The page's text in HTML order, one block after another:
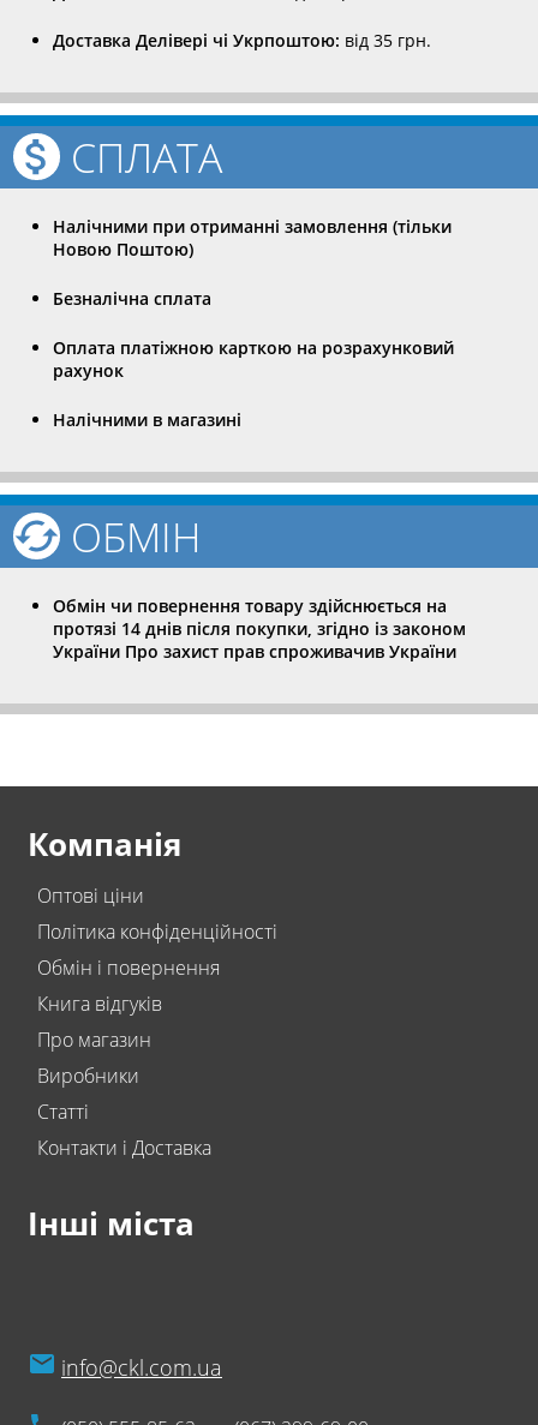
Доставка Делівері чі Укрпоштою: від 35 грн.
СПЛАТА
Налічними при отриманні замовлення (тільки
Новою Поштою)
Безналічна сплата
Оплата платіжною карткою на розрахунковий
рахунок
Налічними в магазині
ОБМІН
Обмін чи повернення товару здійснюється на
протязі 14 днів після покупки, згідно із законом
України Про захист прав спроживачив України
Компанія
Оптові ціни
Політика конфіденційності
Обмін і повернення
Книга відгуків
Про магазин
Виробники
Статті
Контакти і Доставка
Інші міста
info@ckl.com.ua